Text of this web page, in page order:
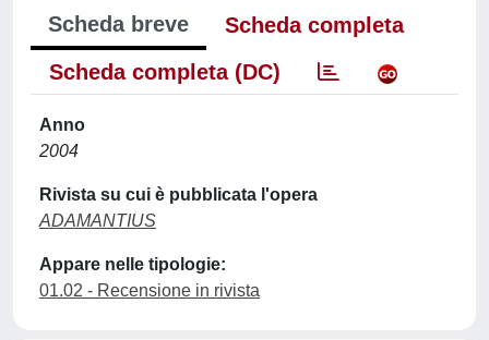
Scheda breve
Scheda completa
Scheda completa (DC)
Anno
2004
Rivista su cui è pubblicata l'opera
ADAMANTIUS
Appare nelle tipologie:
01.02 - Recensione in rivista